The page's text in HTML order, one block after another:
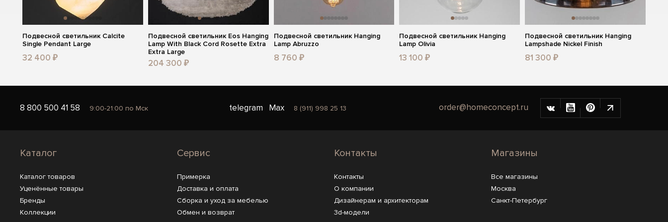
Подвесной светильник Calcite
Single Pendant Large
32 400 ₽
Подвесной светильник Eos Hanging
Lamp With Black Cord Rosette Extra
Extra Large
204 300 ₽
Подвесной светильник Hanging
Lamp Abruzzo
8 760 ₽
Подвесной светильник Hanging
Lamp Olivia
13 100 ₽
Подвесной светильник Hanging
Lampshade Nickel Finish
81 300 ₽
8 800 500 41 58 9:00-21:00 по Мск telegram Max 8 (911) 998 25 13 order@homeconcept.ru
Каталог
Каталог товаров
Уценённые товары
Бренды
Коллекции
Сервис
Примерка
Доставка и оплата
Сборка и уход за мебелью
Обмен и возврат
Контакты
Контакты
О компании
Дизайнерам и архитекторам
3d-модели
Магазины
Все магазины
Москва
Санкт-Петербург